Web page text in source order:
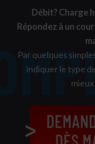
Débit? Charge
Répondez à un
Par quelques
indiquer le type